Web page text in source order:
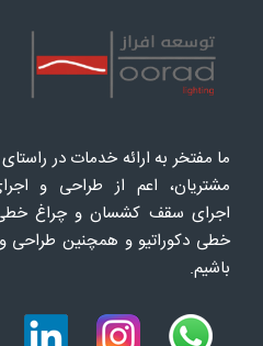
ما مفتخر به ارائه خدمات در
مشتریان، اعم از طراحی و
اجرای سقف کشسان و چراغ
خطی دکوراتیو و همچنین طراحی
باشیم.